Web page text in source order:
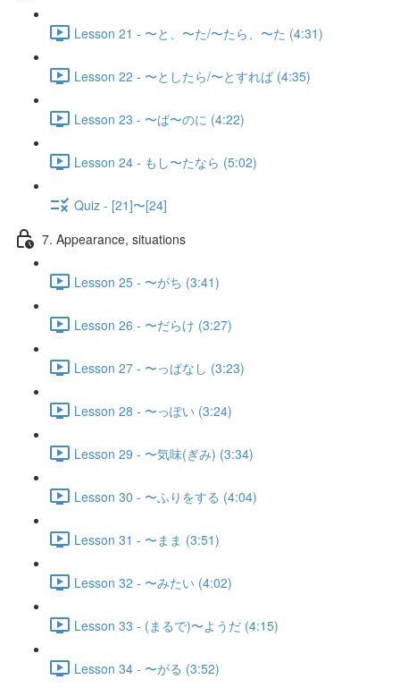
Lesson 21 - 〜と、〜た/〜たら、〜た (4:31)
Lesson 22 - 〜としたら/〜とすれば (4:35)
Lesson 23 - 〜ば〜のに (4:22)
Lesson 24 - もし〜たなら (5:02)
Quiz - [21]〜[24]
7. Appearance, situations
Lesson 25 - 〜がち (3:41)
Lesson 26 - 〜だらけ (3:27)
Lesson 27 - 〜っぱなし (3:23)
Lesson 28 - 〜っぽい (3:24)
Lesson 29 - 〜気味(ぎみ) (3:34)
Lesson 30 - 〜ふりをする (4:04)
Lesson 31 - 〜まま (3:51)
Lesson 32 - 〜みたい (4:02)
Lesson 33 - (まるで)〜ようだ (4:15)
Lesson 34 - 〜がる (3:52)